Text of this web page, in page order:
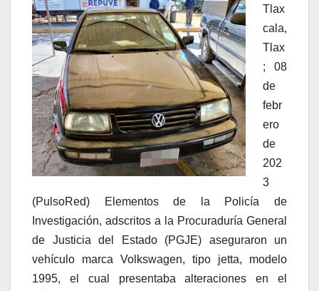
Tlax
cala,
Tlax
; 08
de
febr
ero
de
202
3
(PulsoRed) Elementos de la Policía de
Investigación, adscritos a la Procuraduría General
de Justicia del Estado (PGJE) aseguraron un
vehículo marca Volkswagen, tipo jetta, modelo
1995, el cual presentaba alteraciones en el